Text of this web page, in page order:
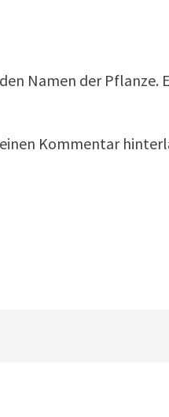
Namen der Pflanze.
Kommentar